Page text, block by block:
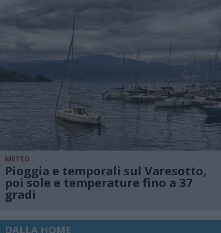
METEO
Pioggia e temporali sul Varesotto,
poi sole e temperature fino a 37
gradi
DALLA HOME